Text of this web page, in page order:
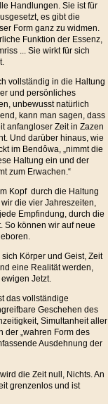
Handlungen. Sie ist für
es gibt die
Form ganz zu widmen.
Funktion der Essenz,
... Sie wirkt für sich
vollständig in die Haltung
und persönliches
unbewusst natürlich
kann man sagen, dass
anfangloser Zeit in Zazen
Und darüber hinaus, wie
im Bendôwa, „nimmt die
Haltung ein und der
zum Erwachen.“
Kopf durch die Haltung
die vier Jahreszeiten,
Empfindung, durch die
So können wir auf neue
Körper und Geist, Zeit
eine Realität werden,
Jetzt.
das vollständige
Geschehen des
Simultanheit aller
der „wahren Form des
Ausdehnung der
die Zeit null, Nichts. An
grenzenlos und ist